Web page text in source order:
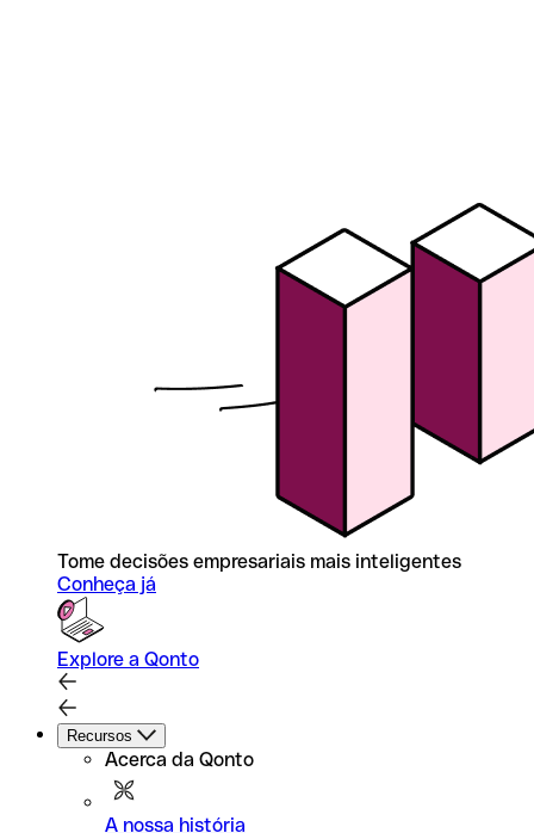
Tome decisões empresariais mais inteligentes
Conheça já
Explore a Qonto
Recursos
Acerca da Qonto
A nossa história